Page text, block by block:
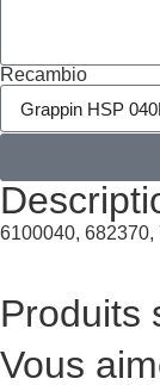
Recambio
6100040, 682370,
Produits
Vous